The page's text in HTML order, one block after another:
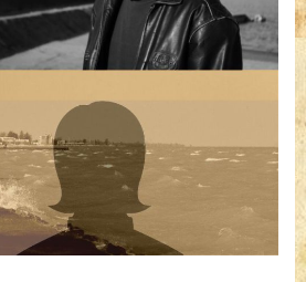
nőt!
bejegyzéshez